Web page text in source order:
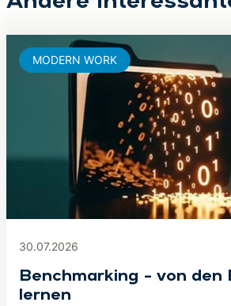
30.07.2026
Benchmarking – von den
lernen
MODERN WORK